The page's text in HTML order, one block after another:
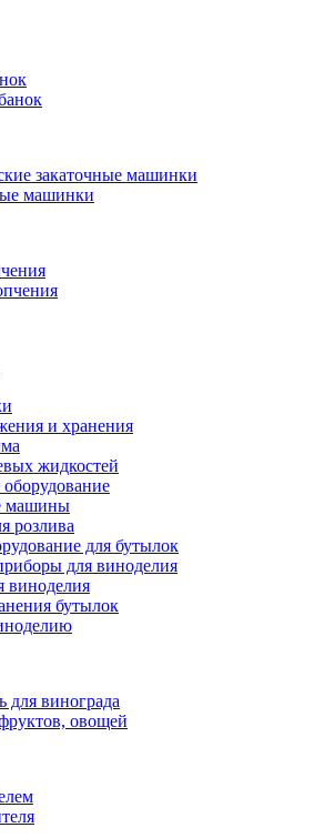
закаточные машинки
машинки
и хранения
жидкостей
машины
розлива
для бутылок
для виноделия
виноделия
бутылок
для винограда
овощей